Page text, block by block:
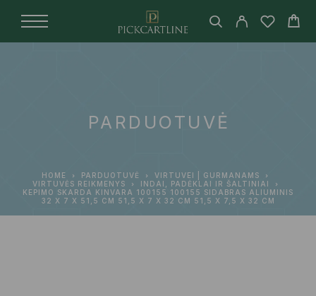
PARDUOTUVĖ
HOME PARDUOTUVĖ
VIRTUVEI | GURMANAMS
VIRTUVĖS REIKMENYS
INDAI, PADĖKLAI IR ŠALTINIAI
KEPIMO SKARDA KINVARA 100155 100155 SIDABRAS ALIUMINIS
32 X 7 X 51,5 CM 51,5 X 7 X 32 CM 51,5 X 7,5 X 32 CM